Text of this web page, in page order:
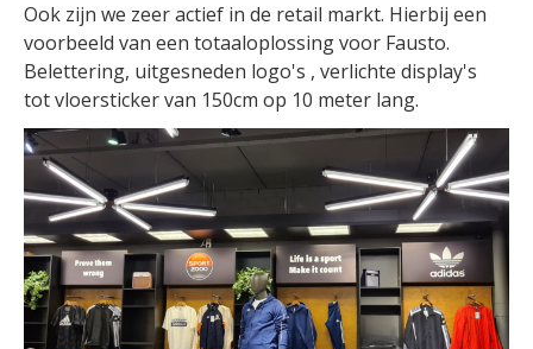
Ook zijn we zeer actief in de retail markt. Hierbij een
voorbeeld van een totaaloplossing voor Fausto.
Belettering, uitgesneden logo's , verlichte display's
tot vloersticker van 150cm op 10 meter lang.